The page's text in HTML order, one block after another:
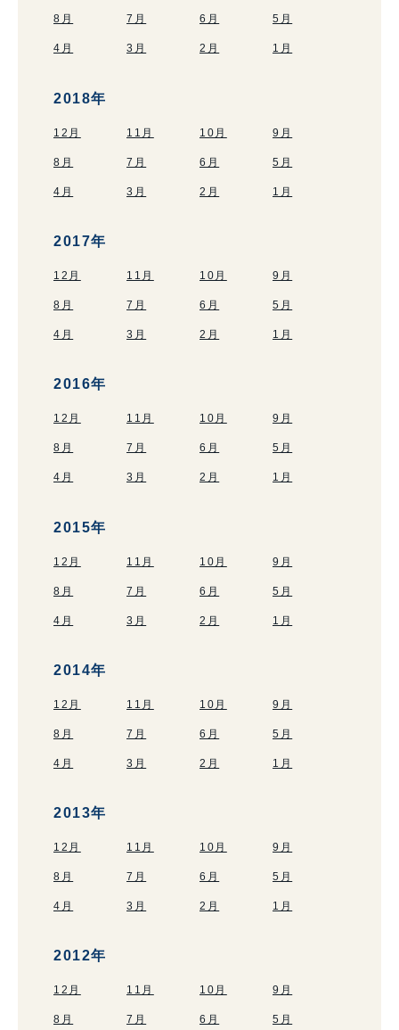
8月 7月 6月 5月
4月 3月 2月 1月
2018年
12月 11月 10月 9月
8月 7月 6月 5月
4月 3月 2月 1月
2017年
12月 11月 10月 9月
8月 7月 6月 5月
4月 3月 2月 1月
2016年
12月 11月 10月 9月
8月 7月 6月 5月
4月 3月 2月 1月
2015年
12月 11月 10月 9月
8月 7月 6月 5月
4月 3月 2月 1月
2014年
12月 11月 10月 9月
8月 7月 6月 5月
4月 3月 2月 1月
2013年
12月 11月 10月 9月
8月 7月 6月 5月
4月 3月 2月 1月
2012年
12月 11月 10月 9月
8月 7月 6月 5月